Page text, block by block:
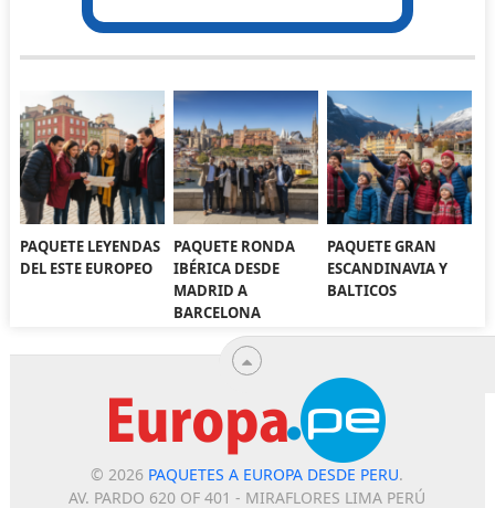
PAQUETE LEYENDAS
DEL ESTE EUROPEO
PAQUETE RONDA
IBÉRICA DESDE
MADRID A
BARCELONA
PAQUETE GRAN
ESCANDINAVIA Y
BALTICOS
© 2026 PAQUETES A EUROPA DESDE PERU.
AV. PARDO 620 OF 401 - MIRAFLORES LIMA PERÚ